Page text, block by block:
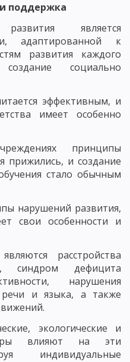
поддержка
является
адаптированной к
развития каждого
социально
эффективным, и
имеет особенно
принципы
прижились, и создание
стало обычным
нарушений развития,
свои особенности и
расстройства
синдром дефицита
нарушения
речи и языка, а также
экологические и
влияют на эти
индивидуальные